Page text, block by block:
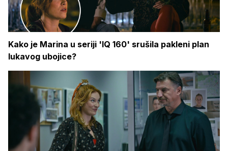
Kako je Marina u seriji 'IQ 160' srušila pakleni plan
lukavog ubojice?